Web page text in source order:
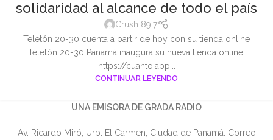
solidaridad al alcance de todo el país
Crush 89.7
Teletón 20-30 cuenta a partir de hoy con su tienda online
Teletón 20-30 Panamá inaugura su nueva tienda online:
https://cuanto.app...
CONTINUAR LEYENDO
UNA EMISORA DE GRADA RADIO
Av. Ricardo Miró, Urb. El Carmen, Ciudad de Panamá. Correo